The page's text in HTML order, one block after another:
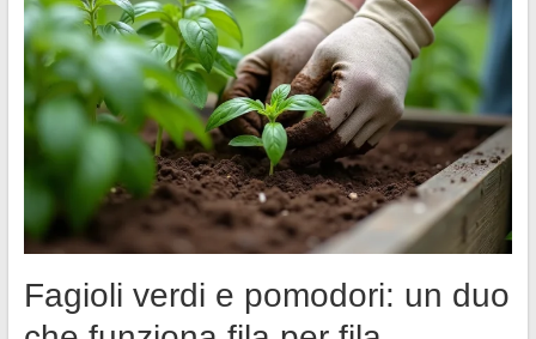
Fagioli verdi e pomodori: un duo